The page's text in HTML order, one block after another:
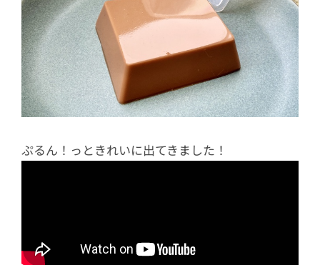
ぷるん！っときれいに出てきました！